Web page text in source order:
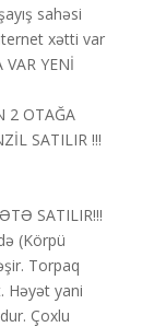
sahəsi
xətti var
YENİ
2 OTAĞA
SATILIR !!!
SATILIR!!!
(Körpü
Torpaq
Həyət yani
Çoxlu